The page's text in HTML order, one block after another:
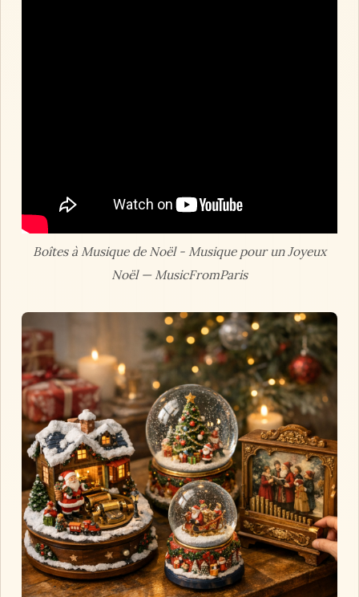
Boîtes à Musique de Noël - Musique pour un Joyeux
Noël — MusicFromParis